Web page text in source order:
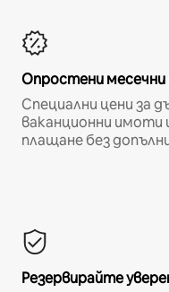
Опростени месечни
Специални цени за
ваканционни имоти
плащане без
Резервирайте